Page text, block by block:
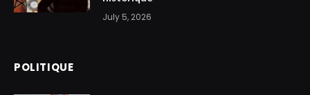
July 5, 2026
POLITIQUE